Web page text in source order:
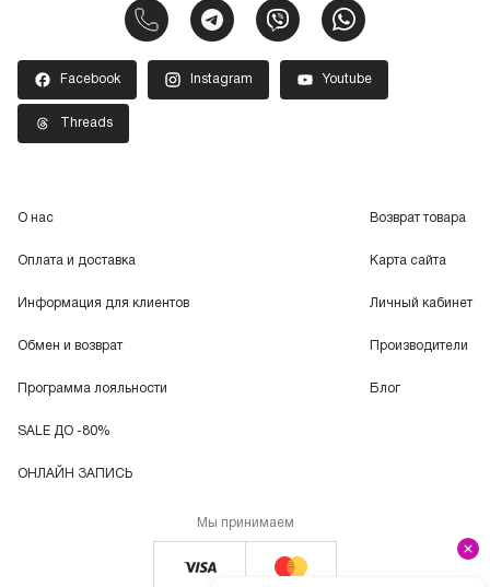
Facebook Instagram Youtube
Threads
О нас
Оплата и доставка
Информация для клиентов
Обмен и возврат
Программа лояльности
SALE ДО -80%
ОНЛАЙН ЗАПИСЬ
Возврат товара
Карта сайта
Личный кабинет
Производители
Блог
Мы принимаем